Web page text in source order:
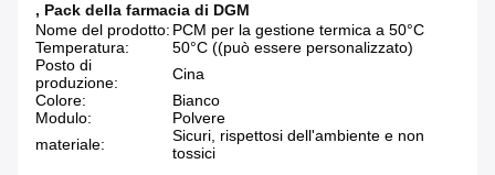
, Pack della farmacia di DGM
Nome del prodotto: PCM per la gestione termica a 50°C
Temperatura:
50°C ((può essere personalizzato)
Posto di
produzione:
Cina
Colore:
Bianco
Modulo:
Polvere
materiale:
Sicuri, rispettosi dell'ambiente e non
tossici